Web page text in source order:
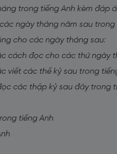
trong tiếng Anh kèm đáp
ngày tháng năm sau trong
cho các ngày tháng sau:
cách đọc cho các thứ ngày
viết các thế kỷ sau trong
các thập kỷ sau đây trong
tiếng Anh